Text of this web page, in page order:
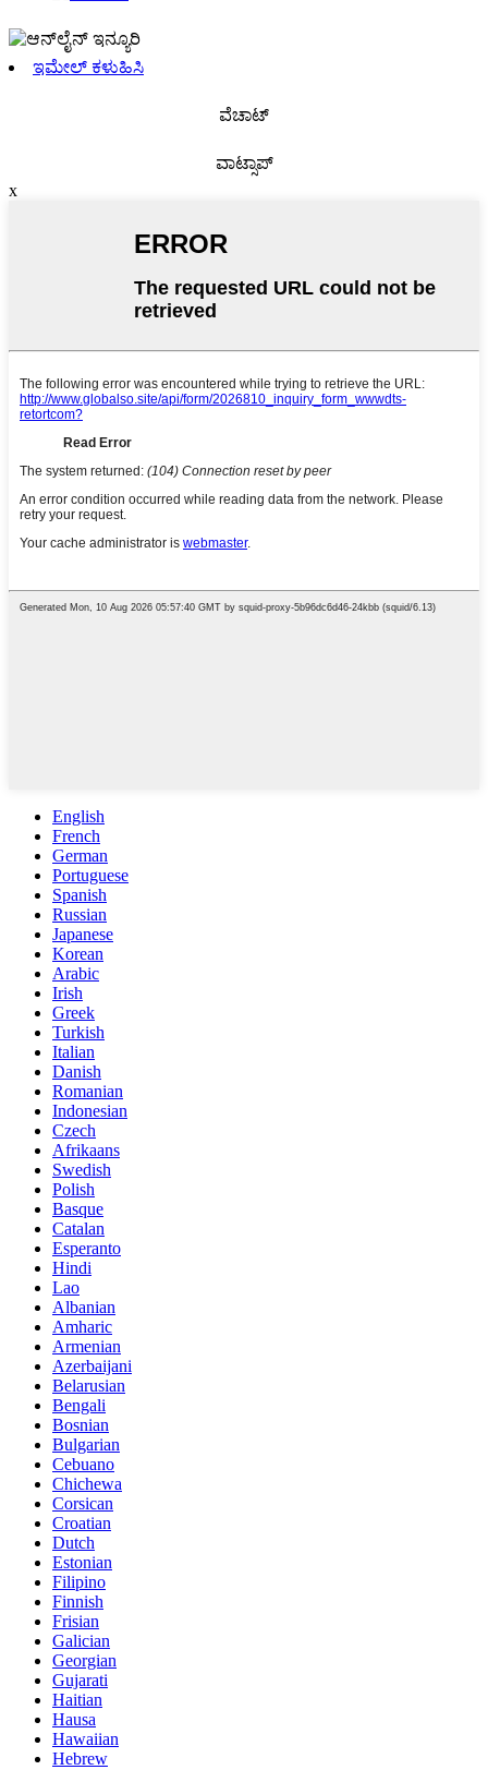
ಇಮೇಲ್ ಕಳುಹಿಸಿ
ವೆಚಾಟ್
ವಾಟ್ಸಾಪ್
x
English
French
German
Portuguese
Spanish
Russian
Japanese
Korean
Arabic
Irish
Greek
Turkish
Italian
Danish
Romanian
Indonesian
Czech
Afrikaans
Swedish
Polish
Basque
Catalan
Esperanto
Hindi
Lao
Albanian
Amharic
Armenian
Azerbaijani
Belarusian
Bengali
Bosnian
Bulgarian
Cebuano
Chichewa
Corsican
Croatian
Dutch
Estonian
Filipino
Finnish
Frisian
Galician
Georgian
Gujarati
Haitian
Hausa
Hawaiian
Hebrew